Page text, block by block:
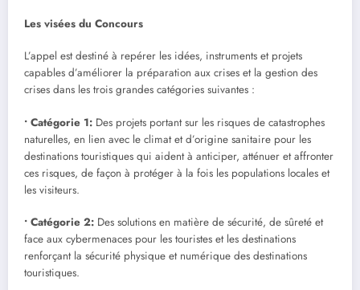
Les visées du Concours
L’appel est destiné à repérer les idées, instruments et projets
capables d’améliorer la préparation aux crises et la gestion des
crises dans les trois grandes catégories suivantes :
• Catégorie 1: Des projets portant sur les risques de catastrophes
naturelles, en lien avec le climat et d’origine sanitaire pour les
destinations touristiques qui aident à anticiper, atténuer et affronter
ces risques, de façon à protéger à la fois les populations locales et
les visiteurs.
• Catégorie 2: Des solutions en matière de sécurité, de sûreté et
face aux cybermenaces pour les touristes et les destinations
renforçant la sécurité physique et numérique des destinations
touristiques.